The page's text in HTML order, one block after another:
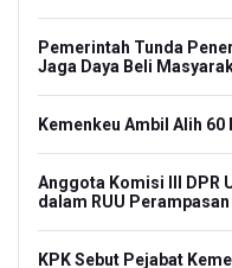
Pemerintah Tunda
Jaga Daya Beli
Kemenkeu Ambil Alih 60
Anggota Komisi III DPR
dalam RUU
KPK Sebut Pejabat